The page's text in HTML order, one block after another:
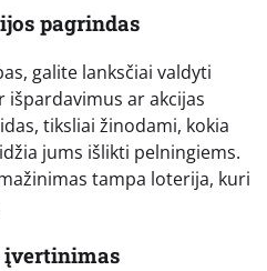
pagrindas
galite lanksčiai valdyti
išpardavimus ar akcijas
tiksliai žinodami, kokia
jums išlikti pelningiems.
tampa loterija, kuri
įvertinimas